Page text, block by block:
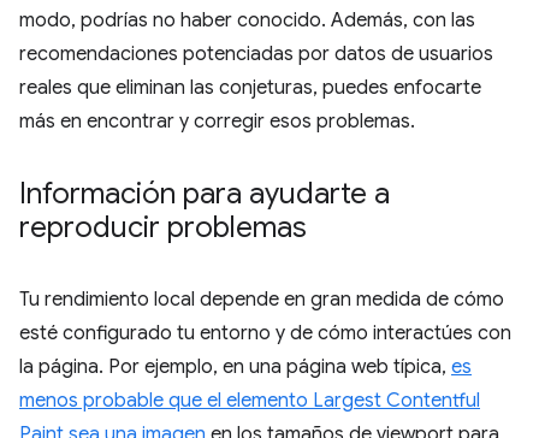
modo, podrías no haber conocido. Además, con las
recomendaciones potenciadas por datos de usuarios
reales que eliminan las conjeturas, puedes enfocarte
más en encontrar y corregir esos problemas.
Información para ayudarte a
reproducir problemas
Tu rendimiento local depende en gran medida de cómo
esté configurado tu entorno y de cómo interactúes con
la página. Por ejemplo, en una página web típica, es
menos probable que el elemento Largest Contentful